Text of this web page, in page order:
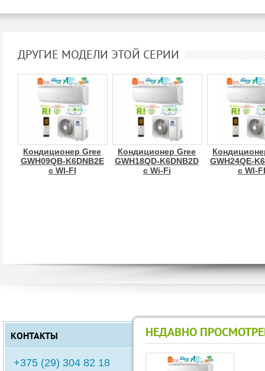
ДРУГИЕ МОДЕЛИ ЭТОЙ СЕРИИ
Кондиционер Gree
GWH09QB-K6DNB2E
c WI-FI
Кондиционер Gree
GWH18QD-K6DNB2D
с Wi-Fi
GWH24QE-
c WI-FI
КОНТАКТЫ
+375 (29) 304 82 18
НЕДАВНО